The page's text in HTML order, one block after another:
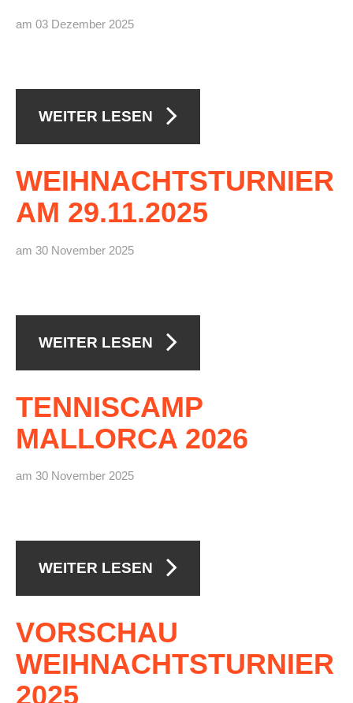
am 03 Dezember 2025
WEITER LESEN
WEIHNACHTSTURNIER
AM 29.11.2025
am 30 November 2025
WEITER LESEN
TENNISCAMP
MALLORCA 2026
am 30 November 2025
WEITER LESEN
VORSCHAU
WEIHNACHTSTURNIER
2025